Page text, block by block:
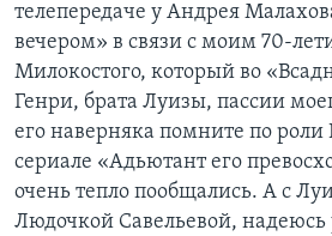
телепередаче у Андрея
вечером» в связи с моим 70-
Милокостого, который во
Генри, брата Луизы, пассии
его наверняка помните по
сериале «Адьютант его
очень тепло пообщались. А с
Людочкой Савельевой, надеюсь